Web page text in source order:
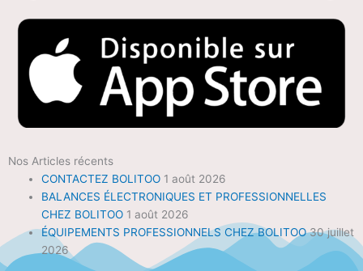
Nos Articles récents
CONTACTEZ BOLITOO 1 août 2026
BALANCES ÉLECTRONIQUES ET PROFESSIONNELLES
CHEZ BOLITOO 1 août 2026
ÉQUIPEMENTS PROFESSIONNELS CHEZ BOLITOO 30 juillet
2026